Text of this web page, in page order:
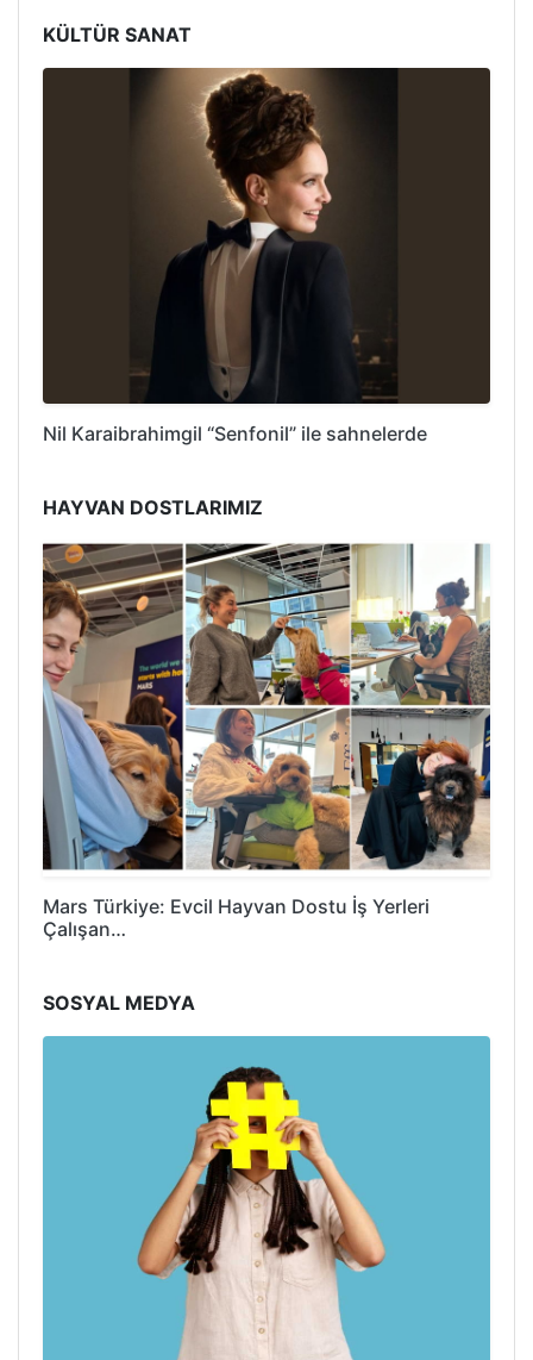
KÜLTÜR SANAT
Nil Karaibrahimgil “Senfonil” ile sahnelerde
HAYVAN DOSTLARIMIZ
Mars Türkiye: Evcil Hayvan Dostu İş Yerleri
Çalışan…
SOSYAL MEDYA